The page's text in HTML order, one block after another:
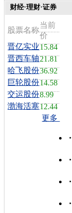
财经·理财·证券
股票名称
当前
价
晋亿实业15.84
晋西车轴21.81
哈飞股份36.92
巨轮股份14.58
交运股份8.99
渤海活塞12.44
更多